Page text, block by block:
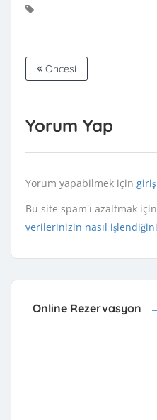
Öncesi
Yorum Yap
Yorum yapabilmek için giriş
Bu site spam'ı azaltmak
verilerinizin nasıl
Online Rezervasyon